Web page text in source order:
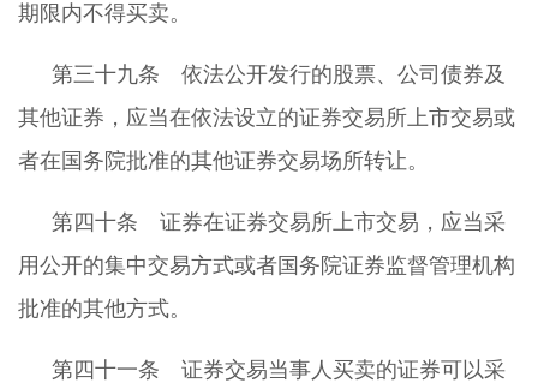
期限内不得买卖。
第三十九条 依法公开发行的股票、公司债券及
其他证券，应当在依法设立的证券交易所上市交易或
者在国务院批准的其他证券交易场所转让。
第四十条 证券在证券交易所上市交易，应当采
用公开的集中交易方式或者国务院证券监督管理机构
批准的其他方式。
第四十一条 证券交易当事人买卖的证券可以采